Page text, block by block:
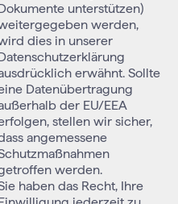
unterstützen)
werden,
dies in unserer
erwähnt. Sollte
Datenübertragung
der EU/EEA
stellen wir sicher,
angemessene
werden.
haben das Recht, Ihre